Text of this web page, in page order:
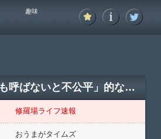
趣味
【前編】嫁に父と死別して一人になった母との同居を匂わせる発言をしたら「それなら私の母も呼ばないと不公平」的な返しをされた。思わずムッとして言い返したら仲が拗れたんだが…
修羅場ライフ速報
おうまがタイムズ